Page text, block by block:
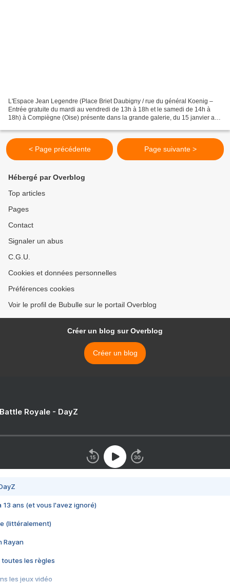
L'Espace Jean Legendre (Place Briet Daubigny / rue du général Koenig –
Entrée gratuite du mardi au vendredi de 13h à 18h et le samedi de 14h à
18h) à Compiègne (Oise) présente dans la grande galerie, du 15 janvier au
< Page précédente Page suivante >
Hébergé par Overblog
Top articles
Pages
Contact
Signaler un abus
C.G.U.
Cookies et données personnelles
Préférences cookies
Voir le profil de Bubulle sur le portail Overblog
Créer un blog sur Overblog
Créer un blog
Royale - DayZ
13 ans (et vous l'avez ignoré)
(littéralement)
Rayan
toutes les règles
les jeux vidéo